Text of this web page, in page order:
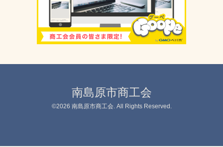
南島原市商工会
©2026 南島原市商工会. All Rights Reserved.